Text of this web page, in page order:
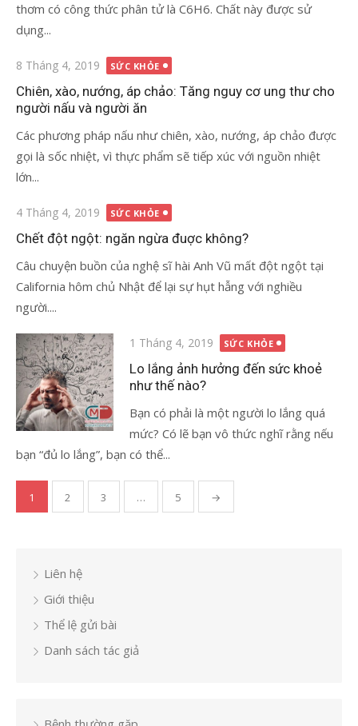
thơm có công thức phân tử là C6H6. Chất này được sử
dụng...
Đăng
vào
8 Tháng 4, 2019 SỨC KHỎE
Chiên, xào, nướng, áp chảo: Tăng nguy cơ ung thư cho
người nấu và người ăn
Các phương pháp nấu như chiên, xào, nướng, áp chảo được
gọi là sốc nhiệt, vì thực phẩm sẽ tiếp xúc với nguồn nhiệt
lớn...
Đăng
vào
4 Tháng 4, 2019 SỨC KHỎE
Chết đột ngột: ngăn ngừa đuợc không?
Câu chuyện buồn của nghệ sĩ hài Anh Vũ mất đột ngột tại
California hôm chủ Nhật để lại sự hụt hẫng với nghiều
người....
Đăng
vào
1 Tháng 4, 2019 SỨC KHỎE
Lo lắng ảnh hưởng đến sức khoẻ
như thế nào?
Bạn có phải là một người lo lắng quá
mức? Có lẽ bạn vô thức nghĩ rằng nếu
bạn “đủ lo lắng”, bạn có thể...
Phân
trang
1 2 3 … 5 →
Liên hệ
Giới thiệu
Thể lệ gửi bài
Danh sách tác giả